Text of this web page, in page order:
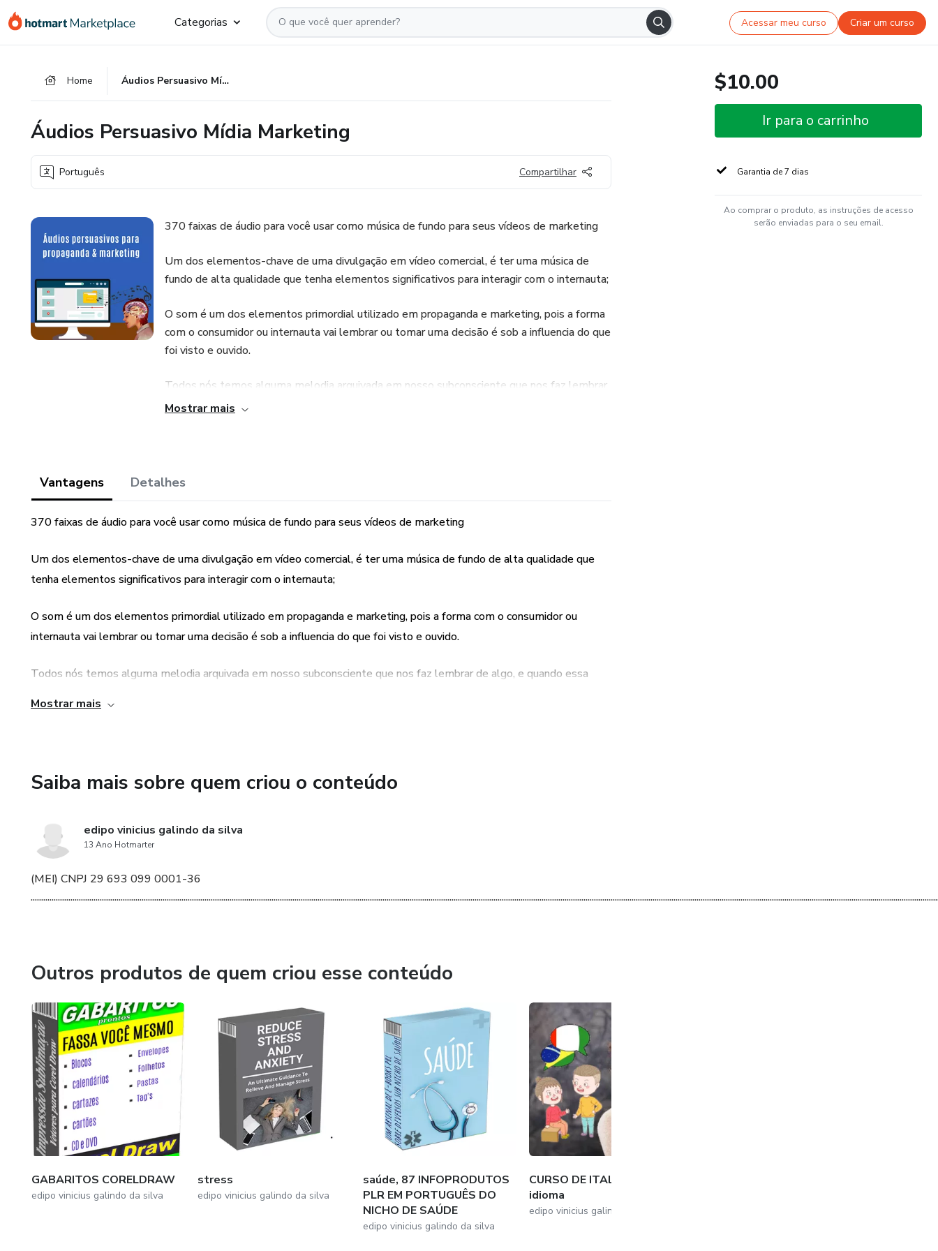
para
para
para
Categorias Acessar meu curso Criar um curso
Home Áudios Persuasivo Mídia Marketing
Áudios Persuasivo Mídia Marketing
Português Compartilhar
370 faixas de áudio para você usar como música de fundo para seus vídeos de marketing
Um dos elementos-chave de uma divulgação em vídeo comercial, é ter uma música de
fundo de alta qualidade que tenha elementos significativos para interagir com o internauta;
O som é um dos elementos primordial utilizado em propaganda e marketing, pois a forma
com o consumidor ou internauta vai lembrar ou tomar uma decisão é sob a influencia do que
foi visto e ouvido.
Todos nós temos alguma melodia arquivada em nosso subconsciente que nos faz lembrar
de algo, e quando essa melodia vem a tona ela tem um papel significativo na alteração do
ÁUDIOS MÍDIA MARQUETING PARA SUA PROPAGANDA OU PARA UMA MUSICA
Mostrar mais
Vantagens Detalhes
370 faixas de áudio para você usar como música de fundo para seus vídeos de marketing
Um dos elementos-chave de uma divulgação em vídeo comercial, é ter uma música de fundo de alta qualidade que
tenha elementos significativos para interagir com o internauta;
O som é um dos elementos primordial utilizado em propaganda e marketing, pois a forma com o consumidor ou
internauta vai lembrar ou tomar uma decisão é sob a influencia do que foi visto e ouvido.
Todos nós temos alguma melodia arquivada em nosso subconsciente que nos faz lembrar de algo, e quando essa
DE MÍDIA DIVERSOS, QUE NECESSITAM DESSES MAREIAIS EM SEUS PROJETOS .
Mostrar mais
Saiba mais sobre quem criou o conteúdo
edipo vinicius galindo da silva
13 Ano Hotmarter
(MEI) CNPJ 29 693 099 0001-36
Outros produtos de quem criou esse conteúdo
GABARITOS CORELDRAW
edipo vinicius galindo da silva
stress
edipo vinicius galindo da silva
saúde, 87 INFOPRODUTOS
PLR EM PORTUGUÊS DO
NICHO DE SAÚDE
edipo vinicius galindo da silva
CURSO DE ITALIANO |
idioma
edipo vinicius galindo da silva
$10.00
Ir para o carrinho
Garantia de 7 dias
Ao comprar o produto, as instruções de acesso
serão enviadas para o seu email.